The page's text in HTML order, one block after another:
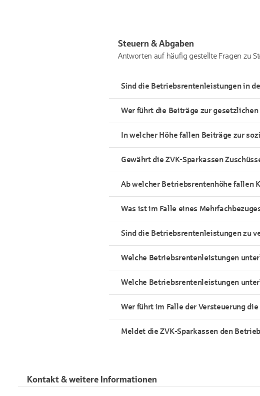
Steuern & Abgaben
Antworten auf häufig gestellte Fragen zu
Sind die Betriebsrentenleistungen in
Wer führt die Beiträge zur
In welcher Höhe fallen Beiträge zur
Gewährt die ZVK-Sparkassen
Ab welcher Betriebsrentenhöhe fallen
Was ist im Falle eines
Sind die Betriebsrentenleistungen zu
Welche Betriebsrentenleistungen
Welche Betriebsrentenleistungen
Wer führt im Falle der Versteuerung die
Meldet die ZVK-Sparkassen den
Kontakt & weitere Informationen